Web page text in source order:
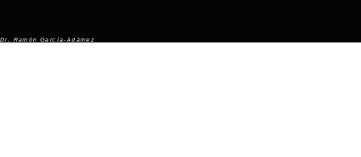
Dr. Ramón García-Adámez